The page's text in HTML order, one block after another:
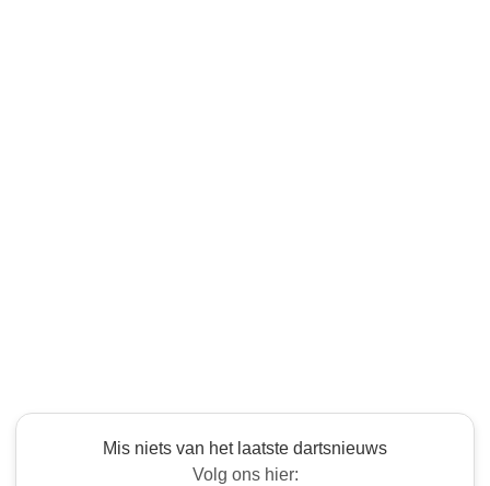
Mis niets van het laatste dartsnieuws
Volg ons hier: